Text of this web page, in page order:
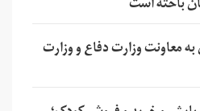
به معاونت وزارت دفاع و وزارت